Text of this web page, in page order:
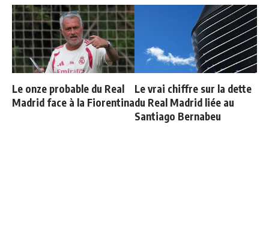
Le onze probable du Real
Madrid face à la Fiorentina
Le vrai chiffre sur la dette
du Real Madrid liée au
Santiago Bernabeu